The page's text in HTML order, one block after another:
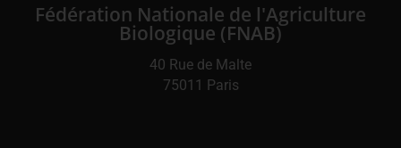
Fédération Nationale de l'Agriculture
Biologique (FNAB)
40 Rue de Malte
75011 Paris